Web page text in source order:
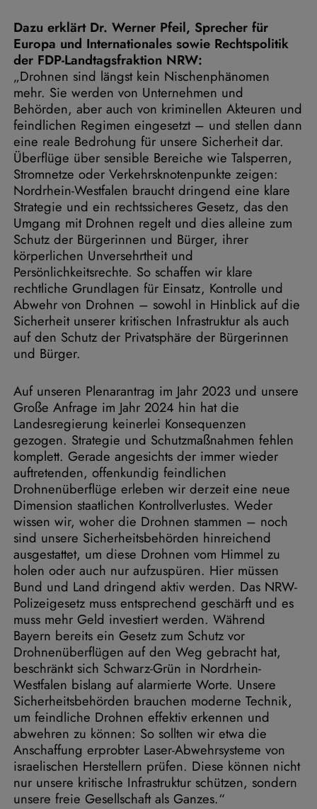
Dazu erklärt Dr. Werner Pfeil, Sprecher für
Europa und Internationales sowie Rechtspolitik
der FDP-Landtagsfraktion NRW:
„Drohnen sind längst kein Nischenphänomen
mehr. Sie werden von Unternehmen und
Behörden, aber auch von kriminellen Akteuren und
feindlichen Regimen eingesetzt – und stellen dann
eine reale Bedrohung für unsere Sicherheit dar.
Überflüge über sensible Bereiche wie Talsperren,
Stromnetze oder Verkehrsknotenpunkte zeigen:
Nordrhein-Westfalen braucht dringend eine klare
Strategie und ein rechtssicheres Gesetz, das den
Umgang mit Drohnen regelt und dies alleine zum
Schutz der Bürgerinnen und Bürger, ihrer
körperlichen Unversehrtheit und
Persönlichkeitsrechte. So schaffen wir klare
rechtliche Grundlagen für Einsatz, Kontrolle und
Abwehr von Drohnen – sowohl in Hinblick auf die
Sicherheit unserer kritischen Infrastruktur als auch
auf den Schutz der Privatsphäre der Bürgerinnen
und Bürger.
Auf unseren Plenarantrag im Jahr 2023 und unsere
Große Anfrage im Jahr 2024 hin hat die
Landesregierung keinerlei Konsequenzen
gezogen. Strategie und Schutzmaßnahmen fehlen
komplett. Gerade angesichts der immer wieder
auftretenden, offenkundig feindlichen
Drohnenüberflüge erleben wir derzeit eine neue
Dimension staatlichen Kontrollverlustes. Weder
wissen wir, woher die Drohnen stammen – noch
sind unsere Sicherheitsbehörden hinreichend
ausgestattet, um diese Drohnen vom Himmel zu
holen oder auch nur aufzuspüren. Hier müssen
Bund und Land dringend aktiv werden. Das NRW-
Polizeigesetz muss entsprechend geschärft und es
muss mehr Geld investiert werden. Während
Bayern bereits ein Gesetz zum Schutz vor
Drohnenüberflügen auf den Weg gebracht hat,
beschränkt sich Schwarz-Grün in Nordrhein-
Westfalen bislang auf alarmierte Worte. Unsere
Sicherheitsbehörden brauchen moderne Technik,
um feindliche Drohnen effektiv erkennen und
abwehren zu können: So sollten wir etwa die
Anschaffung erprobter Laser-Abwehrsysteme von
israelischen Herstellern prüfen. Diese können nicht
nur unsere kritische Infrastruktur schützen, sondern
unsere freie Gesellschaft als Ganzes.“